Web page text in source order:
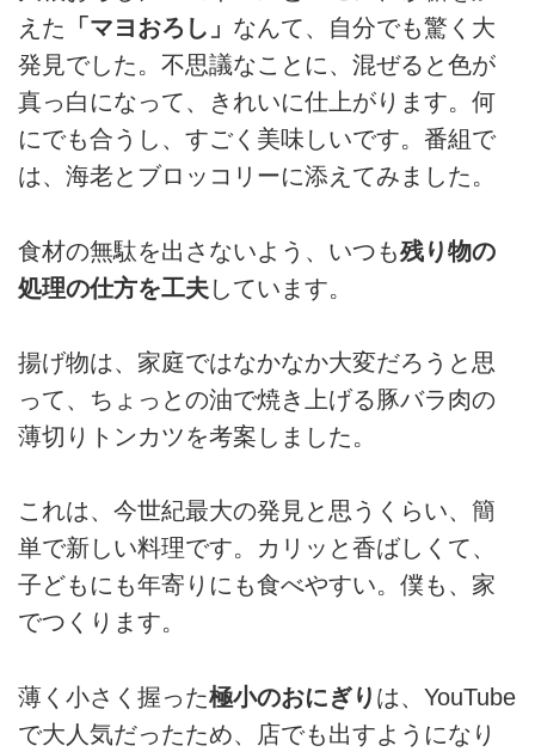
えた 「マヨおろし」 なんて、自分でも驚く大
発見でした。不思議なことに、混ぜると色が
真っ白になって、きれいに仕上がります。何
にでも合うし、すごく美味しいです。番組で
は、海老とブロッコリーに添えてみました。
食材の無駄を出さないよう、いつも残り物の
処理の仕方を工夫しています。
揚げ物は、家庭ではなかなか大変だろうと思
って、ちょっとの油で焼き上げる豚バラ肉の
薄切りトンカツを考案しました。
これは、今世紀最大の発見と思うくらい、簡
単で新しい料理です。カリッと香ばしくて、
子どもにも年寄りにも食べやすい。僕も、家
でつくります。
薄く小さく握った極小のおにぎり は、YouTube
で大人気だったため、店でも出すようになり